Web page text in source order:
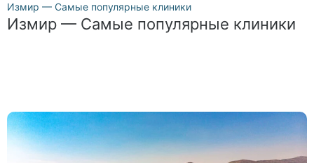
Измир — Самые популярные клиники
Измир — Самые популярные клиники